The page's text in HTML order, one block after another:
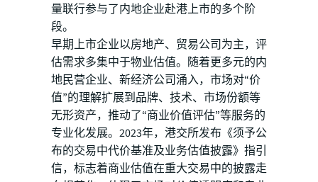
量联行参与了内地企业赴港上市的多个阶
段。
早期上市企业以房地产、贸易公司为主，评
估需求多集中于物业估值。随着更多元的内
地民营企业、新经济公司涌入，市场对“价
值”的理解扩展到品牌、技术、市场份额等
无形资产，推动了“商业价值评估”等服务的
专业化发展。2023年，港交所发布《须予公
布的交易中代价基准及业务估值披露》指引
信，标志着商业估值在重大交易中的披露走